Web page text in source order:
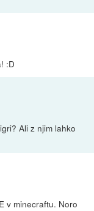
:D
Ali z njim lahko
v minecraftu. Noro